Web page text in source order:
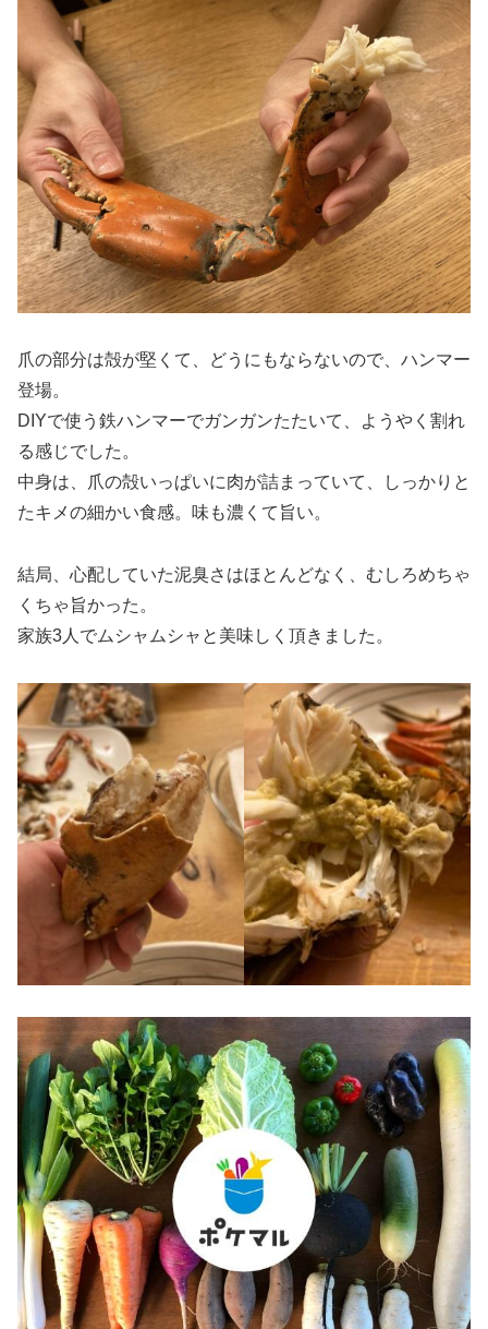
爪の部分は殻が堅くて、どうにもならないので、ハンマー
登場。
DIYで使う鉄ハンマーでガンガンたたいて、ようやく割れ
る感じでした。
中身は、爪の殻いっぱいに肉が詰まっていて、しっかりと
たキメの細かい食感。味も濃くて旨い。
結局、心配していた泥臭さはほとんどなく、むしろめちゃ
くちゃ旨かった。
家族3人でムシャムシャと美味しく頂きました。